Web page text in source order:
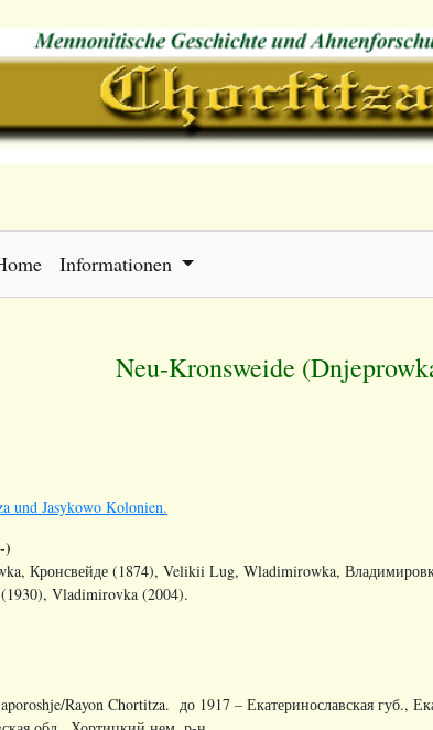
Informationen
Neu-Kronsweide (
und Jasykowo Kolonien.
)
Кронсвейде (1874), Velikii Lug, Wladimirowka,
Vladimirovka (2004).
Rayon Chortitza. до 1917 – Екатеринославская губ.,